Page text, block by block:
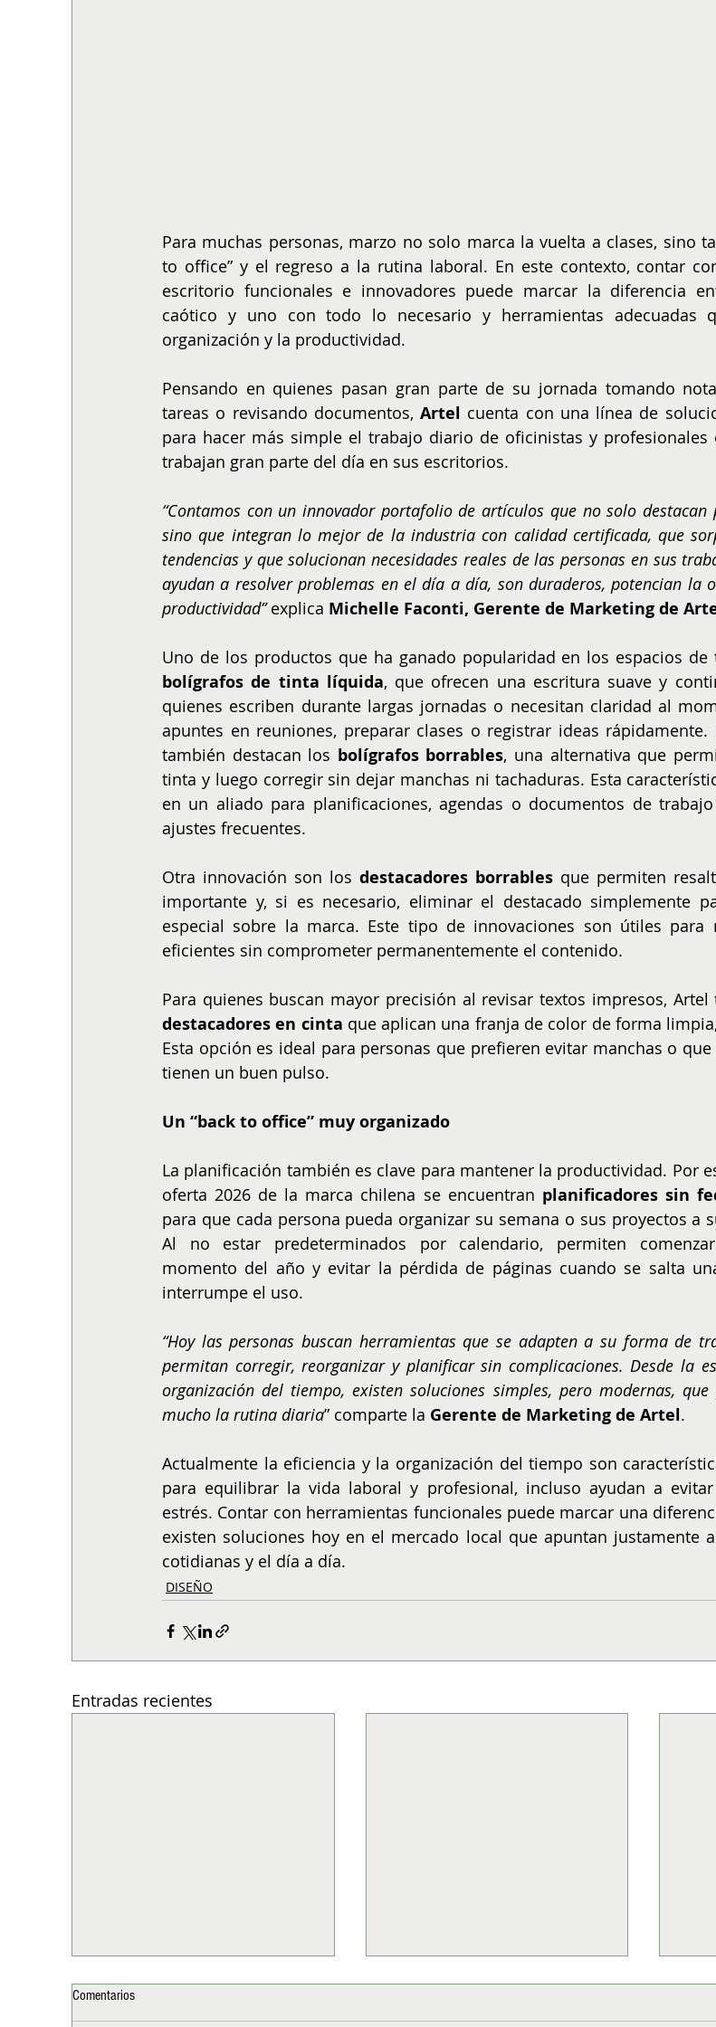
Para muchas personas, marzo no solo marca la vuelta a clases, sino
to office” y el regreso a la rutina laboral. En este contexto, contar
escritorio funcionales e innovadores puede marcar la diferencia
caótico y uno con todo lo necesario y herramientas adecuadas
organización y la productividad.
Pensando en quienes pasan gran parte de su jornada tomando
tareas o revisando documentos, Artel cuenta con una línea de
para hacer más simple el trabajo diario de oficinistas y profesionales
trabajan gran parte del día en sus escritorios.
“Contamos con un innovador portafolio de artículos que no solo destacan
sino que integran lo mejor de la industria con calidad certificada, que
tendencias y que solucionan necesidades reales de las personas en sus
ayudan a resolver problemas en el día a día, son duraderos, potencian la
productividad” explica Michelle Faconti, Gerente de Marketing de
bolígrafos de tinta líquida, que ofrecen una escritura suave y
quienes escriben durante largas jornadas o necesitan claridad al
apuntes en reuniones, preparar clases o registrar ideas rápidamente.
también destacan los bolígrafos borrables, una alternativa que
tinta y luego corregir sin dejar manchas ni tachaduras. Esta
en un aliado para planificaciones, agendas o documentos de
ajustes frecuentes.
Otra innovación son los destacadores borrables que permiten
importante y, si es necesario, eliminar el destacado simplemente
especial sobre la marca. Este tipo de innovaciones son útiles para
eficientes sin comprometer permanentemente el contenido.
destacadores en cinta que aplican una franja de color de forma
Esta opción es ideal para personas que prefieren evitar manchas o
tienen un buen pulso.
Un “back to office” muy organizado
La planificación también es clave para mantener la productividad. Por
oferta 2026 de la marca chilena se encuentran planificadores sin
para que cada persona pueda organizar su semana o sus proyectos a
Al no estar predeterminados por calendario, permiten
momento del año y evitar la pérdida de páginas cuando se salta
interrumpe el uso.
“Hoy las personas buscan herramientas que se adapten a su forma de
permitan corregir, reorganizar y planificar sin complicaciones. Desde la
organización del tiempo, existen soluciones simples, pero modernas,
mucho la rutina diaria” comparte la Gerente de Marketing de Artel.
Actualmente la eficiencia y la organización del tiempo son
para equilibrar la vida laboral y profesional, incluso ayudan a
estrés. Contar con herramientas funcionales puede marcar una
existen soluciones hoy en el mercado local que apuntan justamente
cotidianas y el día a día.
DISEÑO
Entradas recientes
Comentarios